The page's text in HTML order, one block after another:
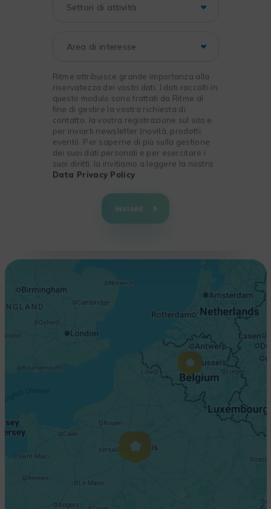
Ritme attribuisce grande importanza alla
riservatezza dei vostri dati. I dati raccolti in
questo modulo sono trattati da Ritme al
fine di gestire la vostra richiesta di
contatto, la vostra registrazione sul sito e
per inviarti newsletter (novità, prodotti,
eventi). Per saperne di più sulla gestione
dei suoi dati personali e per esercitare i
suoi diritti, la invitiamo a leggere la nostra
Data Privacy Policy
INVIARE